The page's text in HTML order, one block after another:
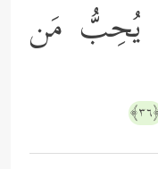
یُحِبُّ مَن